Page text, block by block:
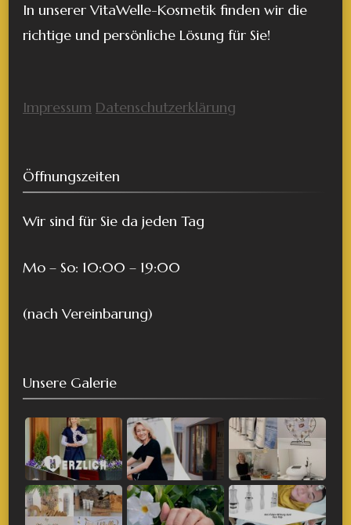
In unserer VitaWelle-Kosmetik finden wir die
richtige und persönliche Lösung für Sie!
Impressum Datenschutzerklärung
Öffnungszeiten
Wir sind für Sie da jeden Tag
Mo – So: 10:00 – 19:00
(nach Vereinbarung)
Unsere Galerie